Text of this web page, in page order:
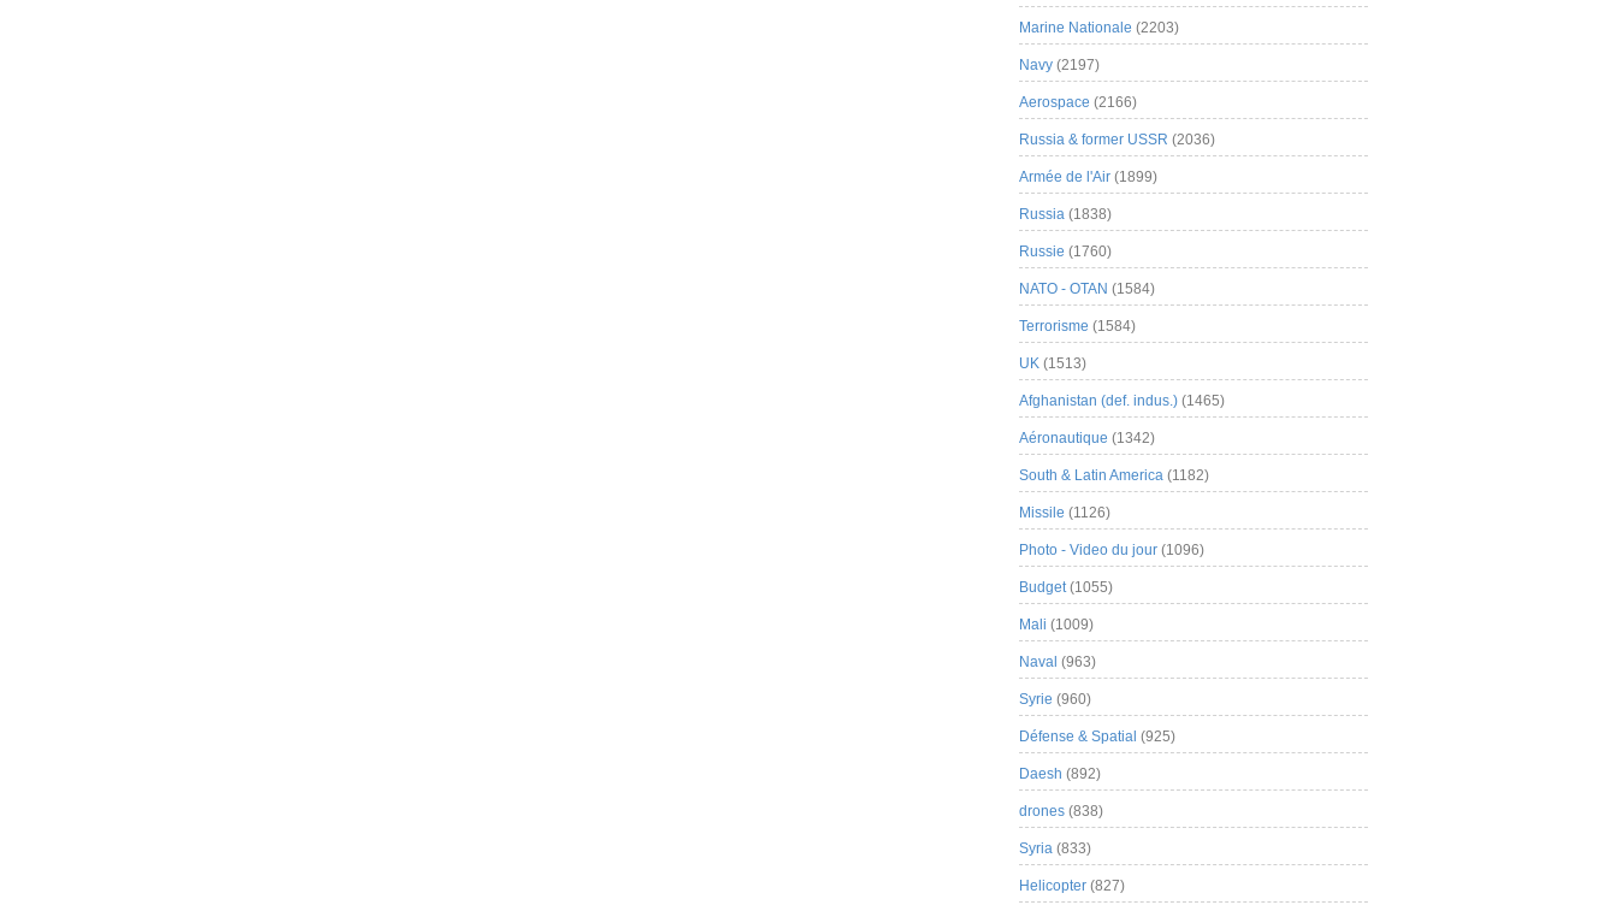
Marine Nationale (2203)
Navy (2197)
Aerospace (2166)
Russia & former USSR (2036)
Armée de l'Air (1899)
Russia (1838)
Russie (1760)
NATO - OTAN (1584)
Terrorisme (1584)
UK (1513)
Afghanistan (def. indus.) (1465)
Aéronautique (1342)
South & Latin America (1182)
Missile (1126)
Photo - Video du jour (1096)
Budget(1055)
Mali (1009)
Naval (963)
Syrie (960)
Défense & Spatial (925)
Daesh (892)
drones (838)
Syria (833)
Helicopter (827)